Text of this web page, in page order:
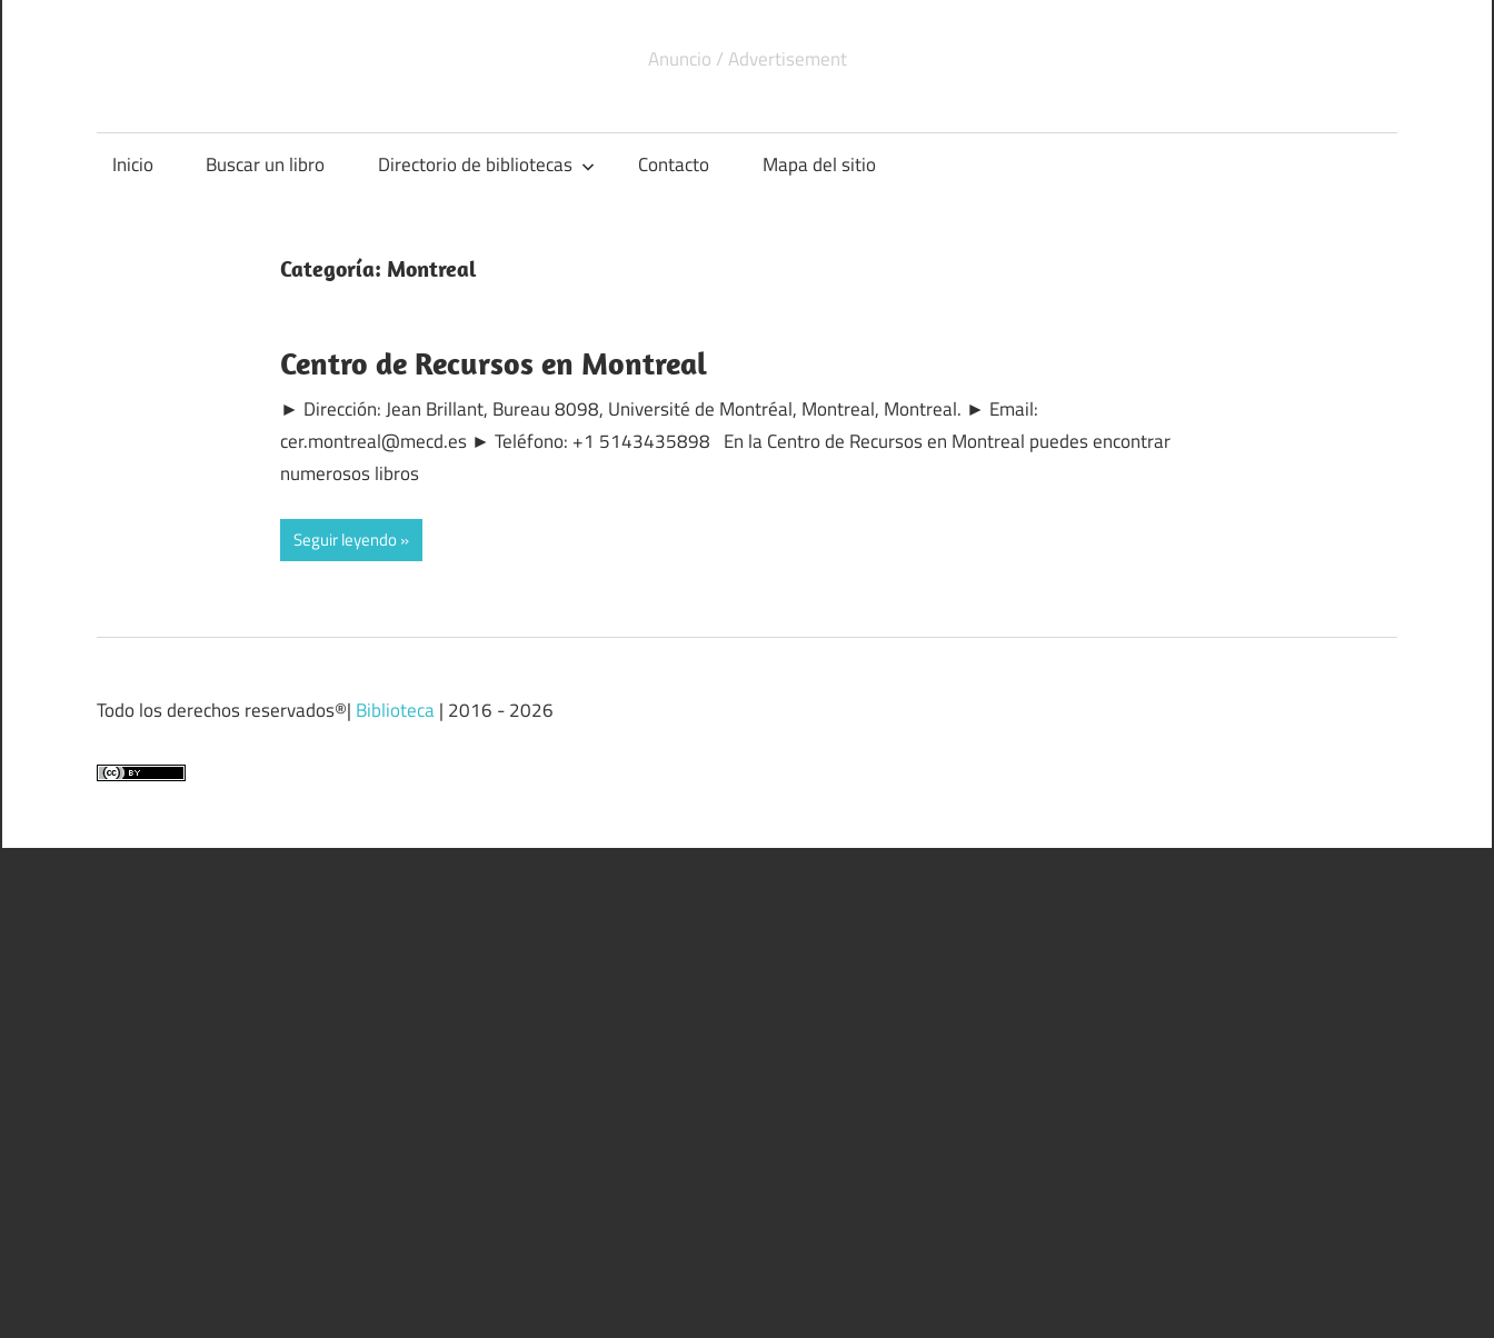
Inicio Buscar un libro Directorio de bibliotecas Contacto Mapa del sitio
Categoría: Montreal
Centro de Recursos en Montreal
► Dirección: Jean Brillant, Bureau 8098, Université de Montréal, Montreal, Montreal. ► Email:
cer.montreal@mecd.es ► Teléfono: +1 5143435898 En la Centro de Recursos en Montreal puedes encontrar
numerosos libros
Seguir leyendo
Todo los derechos reservados®| Biblioteca| 2016 - 2026